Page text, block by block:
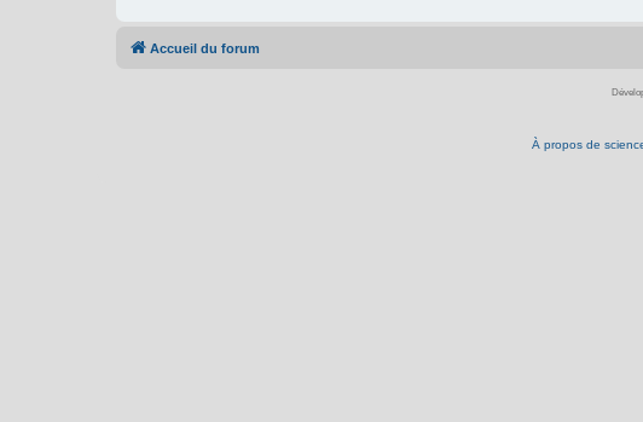
Accueil du forum
À propos de